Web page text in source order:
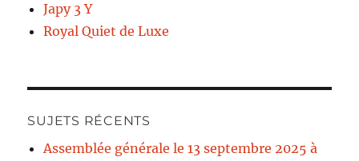
Japy 3 Y
Royal Quiet de Luxe
SUJETS RÉCENTS
Assemblée générale le 13 septembre 2025 à